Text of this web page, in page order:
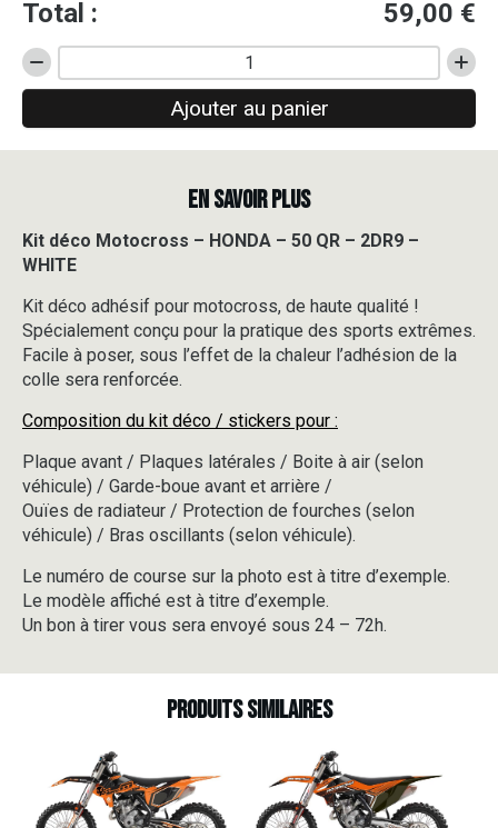
Total : 59,00 €
quantité
de
déco
Motocross
50
QR
2DR9
-
WHITE
Ajouter au panier
EN SAVOIR PLUS
Kit déco Motocross – HONDA – 50 QR – 2DR9 –
WHITE
Kit déco adhésif pour motocross, de haute qualité !
Spécialement conçu pour la pratique des sports extrêmes.
Facile à poser, sous l’effet de la chaleur l’adhésion de la
colle sera renforcée.
Composition du kit déco / stickers pour :
Plaque avant / Plaques latérales / Boite à air (selon
véhicule) / Garde-boue avant et arrière /
Ouïes de radiateur / Protection de fourches (selon
véhicule) / Bras oscillants (selon véhicule).
Le numéro de course sur la photo est à titre d’exemple.
Le modèle affiché est à titre d’exemple.
Un bon à tirer vous sera envoyé sous 24 – 72h.
Produits similaires